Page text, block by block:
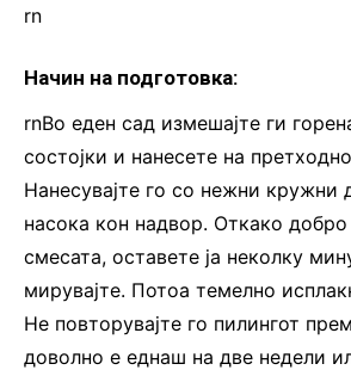
rn
Начин на подготовка:
rnВо еден сад измешајте ги
состојки и нанесете на
Нанесувајте го со нежни
насока кон надвор. Откако добро
смесата, оставете ја неколку
мирувајте. Потоа темелно
Не повторувајте го пилингот
доволно е еднаш на две недели